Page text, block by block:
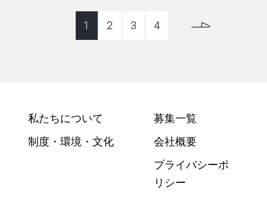
1 2 3 4
私たちについて
制度・環境・文化
募集一覧
会社概要
プライバシーポ
リシー